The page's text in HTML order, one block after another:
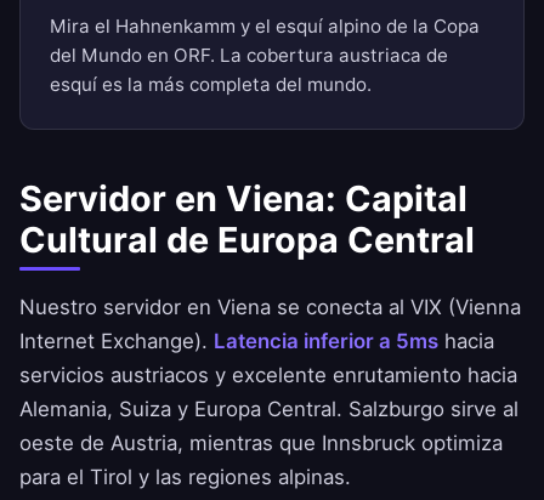
Mira el Hahnenkamm y el esquí alpino de la Copa
del Mundo en ORF. La cobertura austriaca de
esquí es la más completa del mundo.
Servidor en Viena: Capital
Cultural de Europa Central
Nuestro servidor en Viena se conecta al VIX (Vienna
Internet Exchange). Latencia inferior a 5ms hacia
servicios austriacos y excelente enrutamiento hacia
Alemania, Suiza y Europa Central. Salzburgo sirve al
oeste de Austria, mientras que Innsbruck optimiza
para el Tirol y las regiones alpinas.